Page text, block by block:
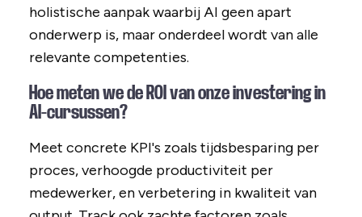
holistische aanpak waarbij AI geen apart
onderwerp is, maar onderdeel wordt van alle
relevante competenties.
Hoe meten we de ROI van onze investering in
AI-cursussen?
Meet concrete KPI's zoals tijdsbesparing per
proces, verhoogde productiviteit per
medewerker, en verbetering in kwaliteit van